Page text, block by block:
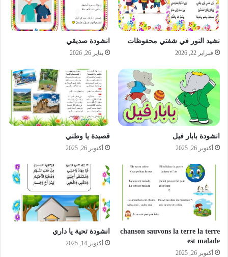
نشيد النور في شفتي محفوظات
فبراير 22, 2026
انشودة صديقي
يناير 26, 2026
انشودة بابار فيل
أكتوبر 26, 2025
قصيدة يا وطني
أكتوبر 26, 2025
chanson sauvons la terre la terre
est malade
أكتوبر 26, 2025
انشودة تحية يا داري
أكتوبر 14, 2025